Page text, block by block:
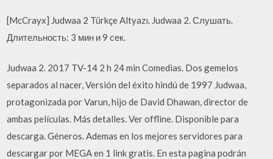
[McCrayx] Judwaa 2 Türkçe Altyazı. Judwaa 2. Слушать.
Длительность: 3 мин и 9 сек.
Judwaa 2. 2017 TV-14 2 h 24 min Comedias. Dos gemelos
separados al nacer, Versión del éxito hindú de 1997 Judwaa,
protagonizada por Varun, hijo de David Dhawan, director de
ambas películas. Más detalles. Ver offline. Disponible para
descarga. Géneros. Ademas en los mejores servidores para
descargar por MEGA en 1 link gratis. En esta pagina podrán